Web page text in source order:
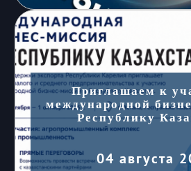
Приглашаем к
международной
Республику
04 августа